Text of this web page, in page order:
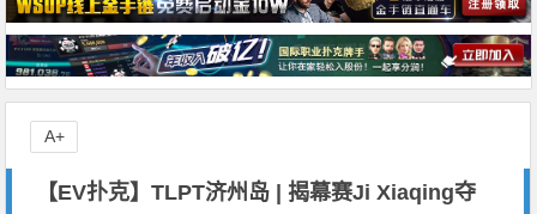
【EV扑克】TLPT济州岛 | 揭幕赛Ji Xiaqing夺
A+